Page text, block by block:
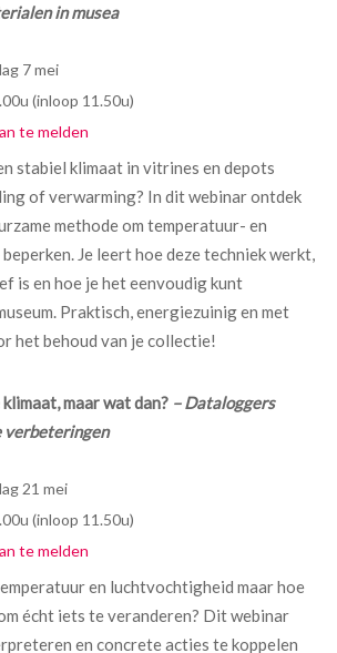
in musea
7 mei
(inloop 11.50u)
te melden
stabiel klimaat in vitrines en depots
of verwarming? In dit webinar ontdek
methode om temperatuur- en
Je leert hoe deze techniek werkt,
is en hoe je het eenvoudig kunt
Praktisch, energiezuinig en met
het behoud van je collectie!
maar wat dan? – Dataloggers
verbeteringen
21 mei
(inloop 11.50u)
te melden
en luchtvochtigheid maar hoe
écht iets te veranderen? Dit webinar
en concrete acties te koppelen